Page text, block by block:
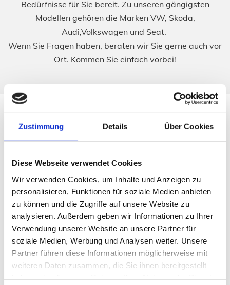
Zustimmung Details Über Cookies
Diese Webseite verwendet Cookies
Wir verwenden Cookies, um Inhalte und Anzeigen zu
personalisieren, Funktionen für soziale Medien anbieten
zu können und die Zugriffe auf unsere Website zu
analysieren. Außerdem geben wir Informationen zu Ihrer
Verwendung unserer Website an unsere Partner für
soziale Medien, Werbung und Analysen weiter. Unsere
Partner führen diese Informationen möglicherweise mit
weiteren Daten zusammen, die Sie ihnen bereitgestellt
Bedürfnisse für Sie bereit. Zu unseren gängigsten
Modellen gehören die Marken VW, Skoda,
Audi,Volkswagen und Seat.
Wenn Sie Fragen haben, beraten wir Sie gerne auch vor
Ort. Kommen Sie einfach vorbei!
Über uns – Ihr Autohaus
Bereits seit 1965 stehen wir unseren Kunden in allen
Fragen rund ums Auto als kompetenter Partner zur
Seite.
Wir waren lange Zeit Volkswagen-Servicepartner und